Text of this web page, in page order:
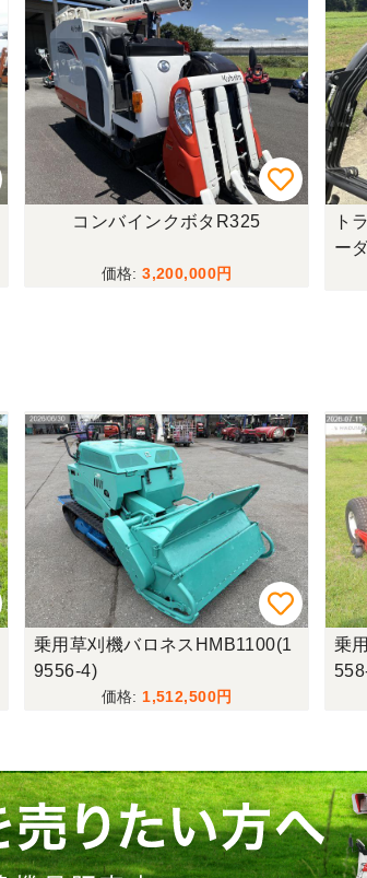
コンバインクボタR325
3,200,000
ト
ー
乗用草刈機バロネスHMB1100(1
9556-4)
1,512,500
乗